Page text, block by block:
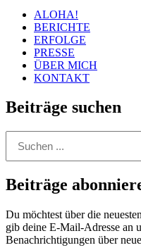
ALOHA!
BERICHTE
ERFOLGE
PRESSE
ÜBER MICH
KONTAKT
Beiträge suchen
Beiträge
Du möchtest über die
gib deine E-Mail-Adresse an
Benachrichtigungen über